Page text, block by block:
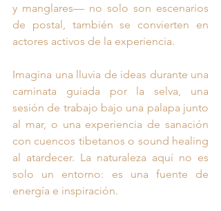
y manglares— no solo son escenarios
de postal, también se convierten en
actores activos de la experiencia.
Imagina una lluvia de ideas durante una
caminata guiada por la selva, una
sesión de trabajo bajo una palapa junto
al mar, o una experiencia de sanación
con cuencos tibetanos o sound healing
al atardecer. La naturaleza aquí no es
solo un entorno: es una fuente de
energía e inspiración.